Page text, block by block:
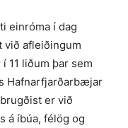
einróma í dag
við afleiðingum
11 liðum þar sem
Hafnarfjarðarbæjar
er við
á íbúa, félög og